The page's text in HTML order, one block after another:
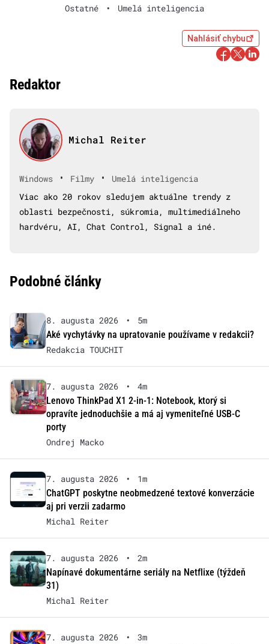
Ostatné • Umelá inteligencia
Nahlásiť chybu
Redaktor
Michal Reiter
Windows • Filmy •
Umelá inteligencia
Viac ako 20 rokov sledujem aktuálne trendy z
oblasti bezpečnosti, súkromia, multimediálneho
hardvéru, AI, Chat Control, Signal a iné.
Podobné články
8. augusta 2026 •
5m
Aké vychytávky na upratovanie používame v redakcii?
Redakcia TOUCHIT
7. augusta 2026 •
4m
Lenovo ThinkPad X1 2-in-1: Notebook, ktorý si
opravíte jednoduchšie a má aj vymeniteľné USB-C
porty
Ondrej Macko
7. augusta 2026 •
1m
ChatGPT poskytne neobmedzené textové konverzácie
aj pri verzii zadarmo
Michal Reiter
7. augusta 2026 •
2m
Napínavé dokumentárne seriály na Netflixe (týždeň
31)
Michal Reiter
7. augusta 2026 •
3m